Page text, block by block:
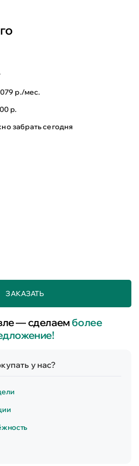
р./мес.
р.
забрать сегодня
ЗАКАЗАТЬ
— сделаемболее
у нас?